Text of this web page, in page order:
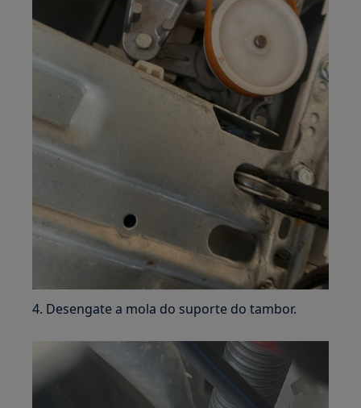
4. Desengate a mola do suporte do tambor.